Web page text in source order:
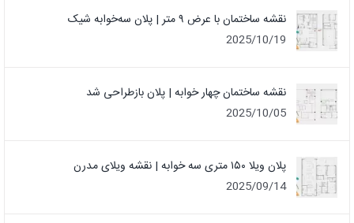
نقشه ساختمان با عرض ۹ متر | پلان سه‌خوابه شیک
2025/10/19
نقشه ساختمان چهار خوابه | پلان بازطراحی شد
2025/10/05
پلان ویلا ۱۵۰ متری سه خوابه | نقشه ویلای مدرن
2025/09/14